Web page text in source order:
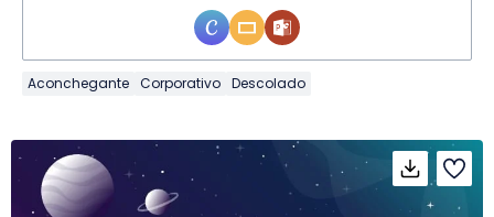
Aconchegante Corporativo Descolado